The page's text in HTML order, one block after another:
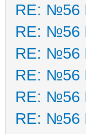
RE: №56
RE: №56
RE: №56
RE: №56
RE: №56
RE: №56